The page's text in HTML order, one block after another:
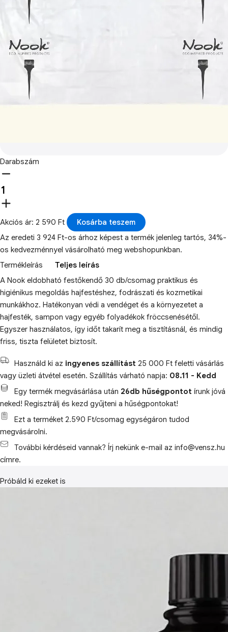
Darabszám
Akciós ár: 2 590 Ft
Kosárba teszem
Az eredeti 3 924 Ft-os árhoz képest a termék jelenleg tartós, 34%-
os kedvezménnyel vásárolható meg webshopunkban.
Termékleírás
Teljes leírás
A Nook eldobható festőkendő 30 db/csomag praktikus és
higiénikus megoldás hajfestéshez, fodrászati és kozmetikai
munkákhoz. Hatékonyan védi a vendéget és a környezetet a
hajfesték, sampon vagy egyéb folyadékok fröccsenésétől.
Egyszer használatos, így időt takarít meg a tisztításnál, és mindig
friss, tiszta felületet biztosít.
Használd ki az ingyenes szállítást 25 000 Ft feletti vásárlás
vagy üzleti átvétel esetén. Szállítás várható napja: 08.11 - Kedd
Egy termék megvásárlása után 26db hűségpontot írunk jóvá
neked! Regisztrálj és kezd gyűjteni a hűségpontokat!
Ezt a terméket 2.590 Ft/csomag egységáron tudod
megvásárolni.
További kérdéseid vannak? Írj nekünk e-mail az info@vensz.hu
címre.
Próbáld ki ezeket is